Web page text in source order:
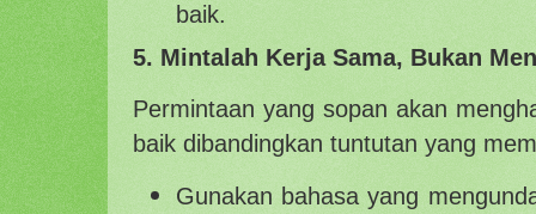
baik.
5. Mintalah Kerja Sama, Bukan
Permintaan yang sopan akan
baik dibandingkan tuntutan yang
Gunakan bahasa yang